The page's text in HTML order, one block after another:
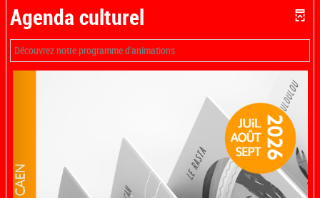
Agenda culturel
Découvrez notre programme d'animations